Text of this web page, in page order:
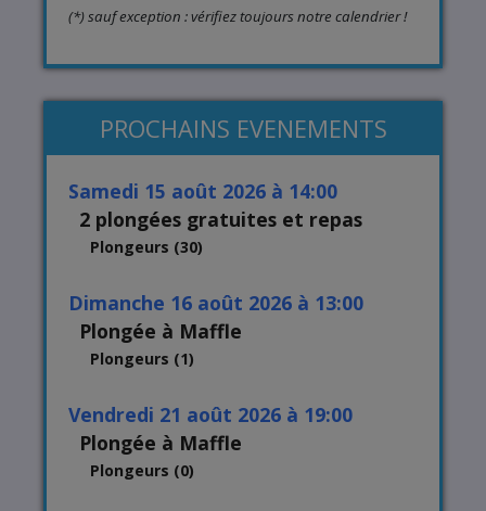
(*) sauf exception : vérifiez toujours notre calendrier !
PROCHAINS EVENEMENTS
samedi 15 août 2026 à 14:00
2 plongées gratuites et repas
Plongeurs (30)
dimanche 16 août 2026 à 13:00
Plongée à Maffle
Plongeurs (1)
vendredi 21 août 2026 à 19:00
Plongée à Maffle
Plongeurs (0)